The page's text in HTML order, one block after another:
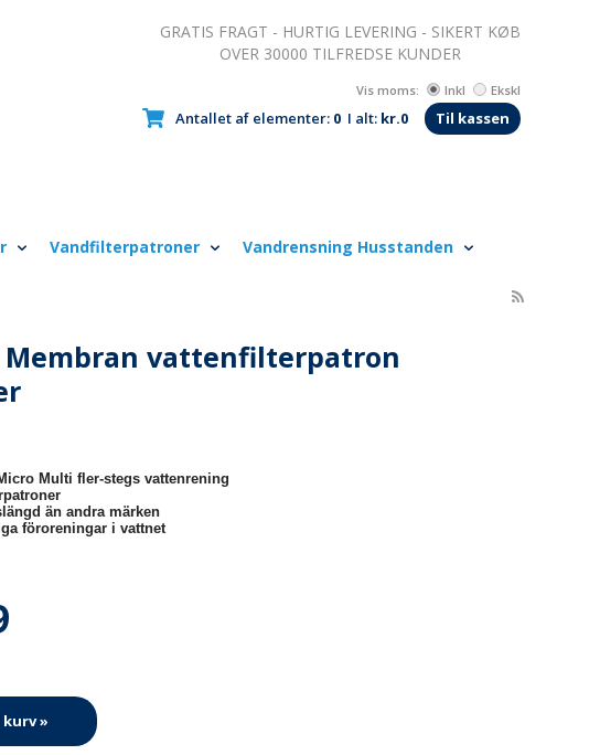
GRATIS FRAGT - HURTIG LEVERING - SIKERT KØB
OVER 30000 TILFREDSE KUNDER
Antallet af elementer: 0 I alt: kr.0 Til kassen
Vis moms: Inkl Ekskl
Vandfilterpatroner Vandrensning Husstanden
Membran vattenfilterpatron
Multi fler-stegs vattenrening
än andra märken
föroreningar i vattnet
»